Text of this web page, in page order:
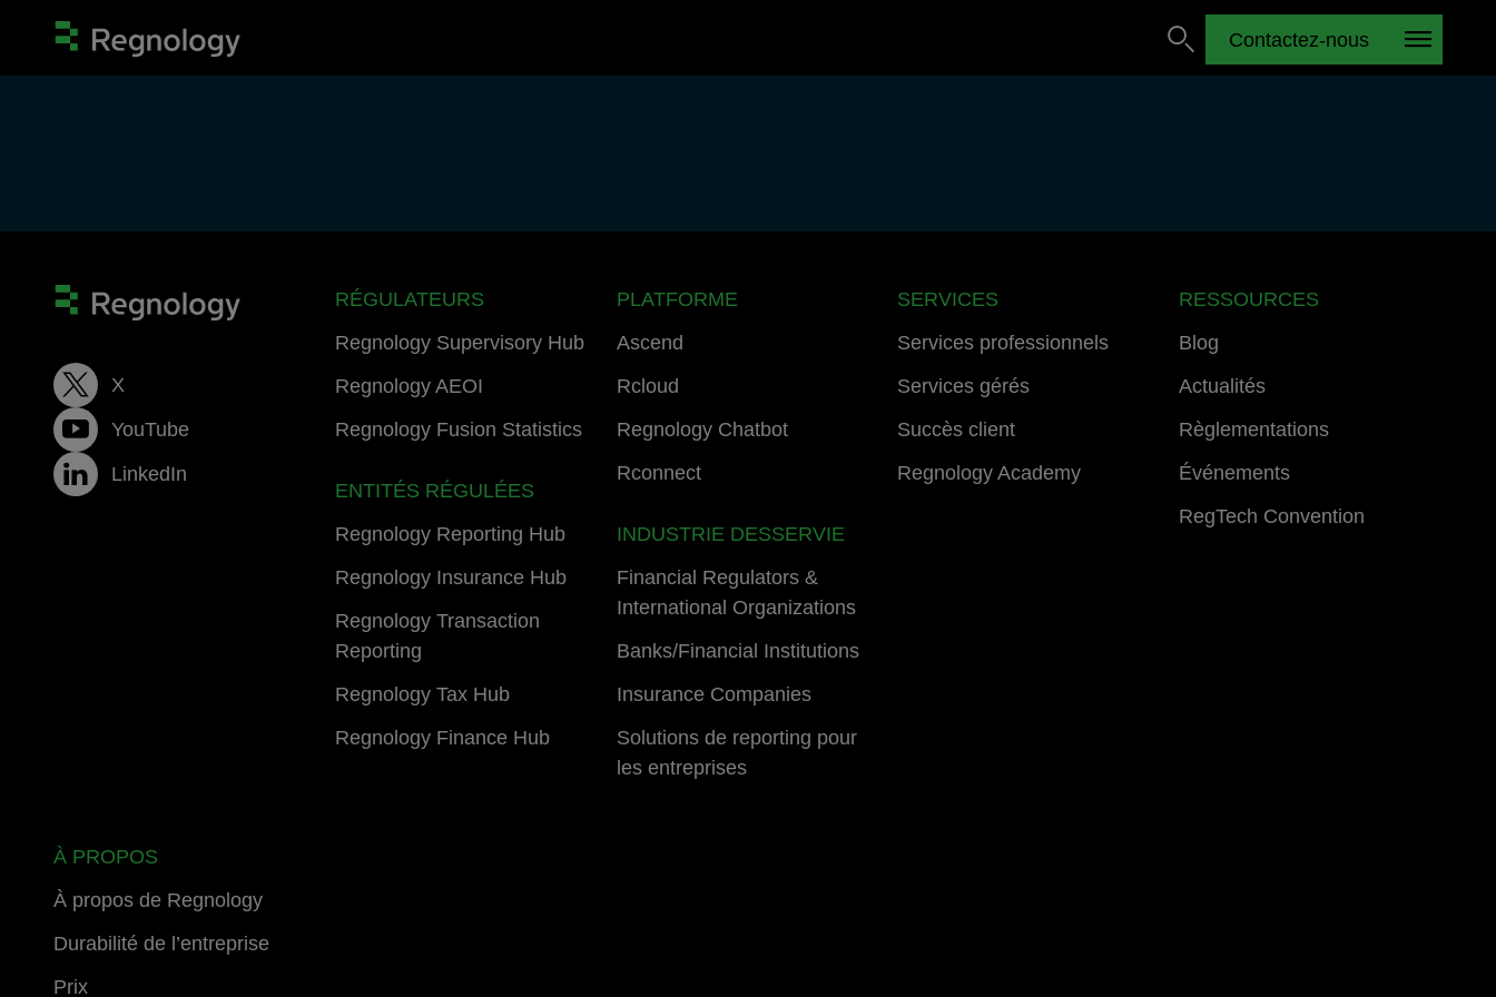
Contactez-nous
X
YouTube
LinkedIn
RÉGULATEURS
Regnology Supervisory Hub
Regnology AEOI
Regnology Fusion Statistics
ENTITÉS RÉGULÉES
Regnology Reporting Hub
Regnology Insurance Hub
Regnology Transaction
Reporting
Regnology Tax Hub
Regnology Finance Hub
PLATFORME
Ascend
Rcloud
Regnology Chatbot
Rconnect
INDUSTRIE DESSERVIE
Financial Regulators &
International Organizations
Banks/Financial Institutions
Insurance Companies
Solutions de reporting pour
les entreprises
SERVICES
Services professionnels
Services gérés
Succès client
Regnology Academy
RESSOURCES
Blog
Actualités
Règlementations
Événements
RegTech Convention
À PROPOS
À propos de Regnology
Durabilité de l’entreprise
Prix